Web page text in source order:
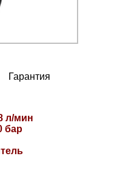
Гарантия
л/мин
бар